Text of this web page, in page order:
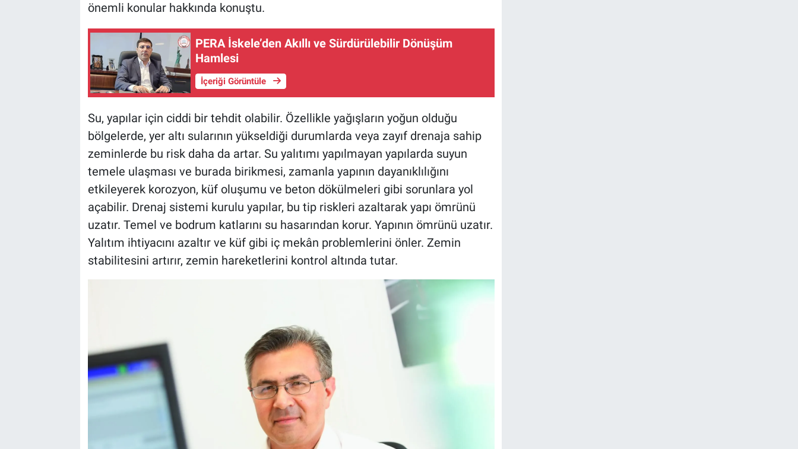
önemli konular hakkında konuştu.
PERA İskele’den Akıllı ve Sürdürülebilir Dönüşüm
Hamlesi
İçeriği Görüntüle
Su, yapılar için ciddi bir tehdit olabilir. Özellikle yağışların yoğun olduğu
bölgelerde, yer altı sularının yükseldiği durumlarda veya zayıf drenaja sahip
zeminlerde bu risk daha da artar. Su yalıtımı yapılmayan yapılarda suyun
temele ulaşması ve burada birikmesi, zamanla yapının dayanıklılığını
etkileyerek korozyon, küf oluşumu ve beton dökülmeleri gibi sorunlara yol
açabilir. Drenaj sistemi kurulu yapılar, bu tip riskleri azaltarak yapı ömrünü
uzatır. Temel ve bodrum katlarını su hasarından korur. Yapının ömrünü uzatır.
Yalıtım ihtiyacını azaltır ve küf gibi iç mekân problemlerini önler. Zemin
stabilitesini artırır, zemin hareketlerini kontrol altında tutar.